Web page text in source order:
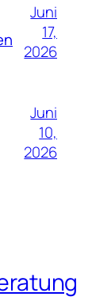
Juni
17,
2026
Juni
10,
2026